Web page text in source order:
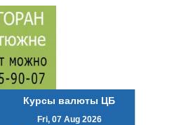
Курсы валюты ЦБ
Fri, 07 Aug 2026